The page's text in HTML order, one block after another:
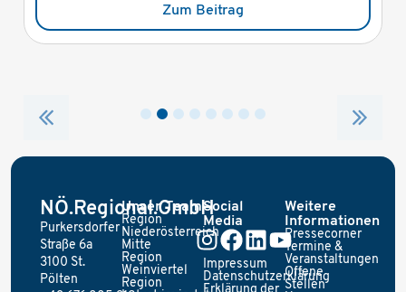
Zum Beitrag
NÖ.Regional.GmbH
Purkersdorfer
Straße 6a
3100 St.
Pölten
Unser Team
Region
Niederösterreich
Mitte
Region
Weinviertel
Region
Social
Media
Impressum
Datenschutzerklärung
Weitere
Informationen
Pressecorner
Termine &
Veranstaltungen
Offene
Stellen